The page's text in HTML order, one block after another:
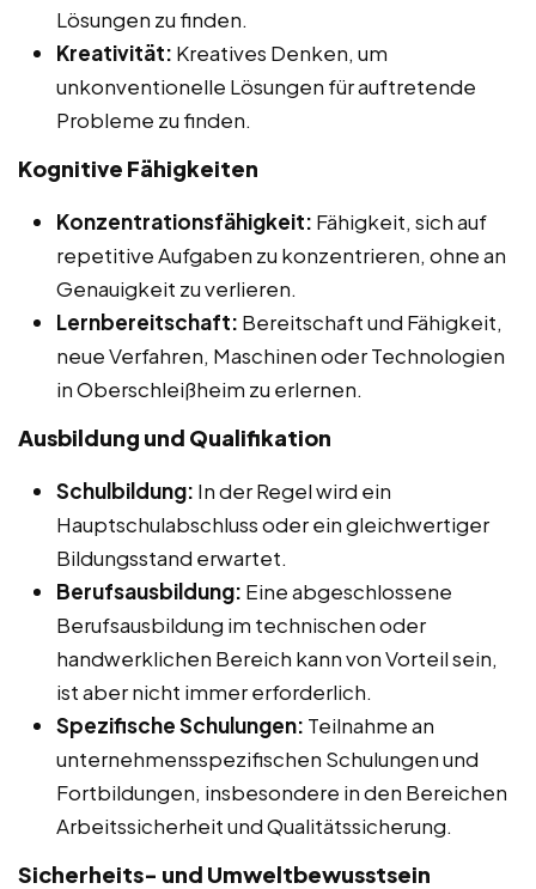
Lösungen zu finden.
Kreativität: Kreatives Denken, um
unkonventionelle Lösungen für auftretende
Probleme zu finden.
Kognitive Fähigkeiten
Konzentrationsfähigkeit: Fähigkeit, sich auf
repetitive Aufgaben zu konzentrieren, ohne an
Genauigkeit zu verlieren.
Lernbereitschaft: Bereitschaft und Fähigkeit,
neue Verfahren, Maschinen oder Technologien
in Oberschleißheim zu erlernen.
Ausbildung und Qualifikation
Schulbildung: In der Regel wird ein
Hauptschulabschluss oder ein gleichwertiger
Bildungsstand erwartet.
Berufsausbildung: Eine abgeschlossene
Berufsausbildung im technischen oder
handwerklichen Bereich kann von Vorteil sein,
ist aber nicht immer erforderlich.
Spezifische Schulungen: Teilnahme an
unternehmensspezifischen Schulungen und
Fortbildungen, insbesondere in den Bereichen
Arbeitssicherheit und Qualitätssicherung.
Sicherheits- und Umweltbewusstsein